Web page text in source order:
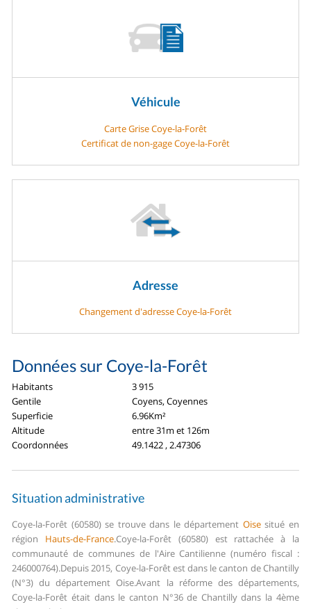
Véhicule
Carte Grise Coye-la-Forêt
Certificat de non-gage Coye-la-Forêt
Adresse
Changement d'adresse Coye-la-Forêt
Données sur Coye-la-Forêt
Habitants
3 915
Gentile
Coyens, Coyennes
Superficie
6.96Km²
Altitude
entre 31m et 126m
Coordonnées
49.1422 , 2.47306
Situation administrative
Coye-la-Forêt (60580) se trouve dans le département Oisesitué en
région Hauts-de-France.Coye-la-Forêt (60580) est rattachée à la
communauté de communes de l'Aire Cantilienne (numéro fiscal :
246000764).Depuis 2015, Coye-la-Forêt est dans le canton de Chantilly
(N°3) du département Oise.Avant la réforme des départements,
Coye-la-Forêt était dans le canton N°36 de Chantilly dans la 4ème